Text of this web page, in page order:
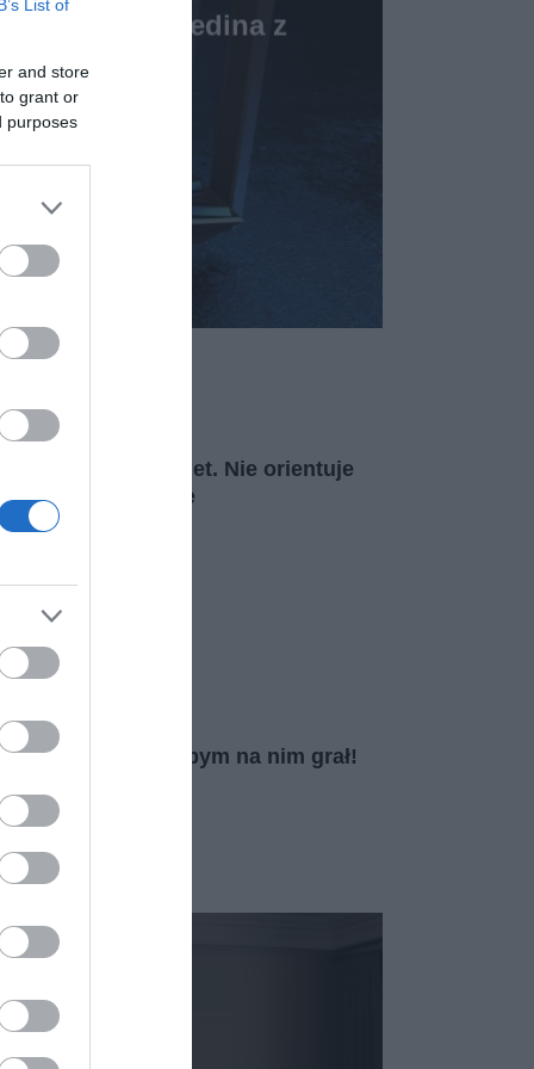
List of
and store
grant or
purposes
korona Eredina z
3
MARCA 2023
trafił do Morele.net. Nie orientuje
w sklepie
ŻUREK
jak marzenie. Ale bym na nim grał!
ŻUREK